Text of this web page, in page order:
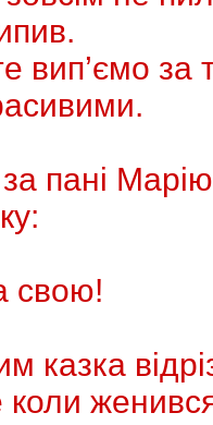
вип’ємо
за панi
свою!
казка
коли